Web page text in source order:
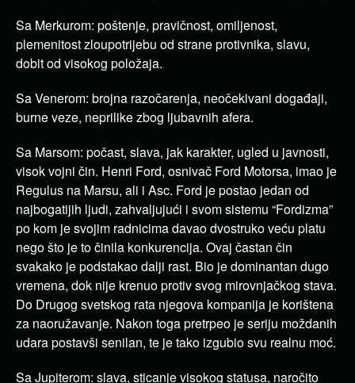
Sa Merkurom: poštenje, pravičnost, omiljenost,
plemenitost zloupotrijebu od strane protivnika, slavu,
dobit od visokog položaja.
Sa Venerom: brojna razočarenja, neočekivani događaji,
burne veze, neprilike zbog ljubavnih afera.
Sa Marsom: počast, slava, jak karakter, ugled u javnosti,
visok vojni čin. Henri Ford, osnivač Ford Motorsa, imao je
Regulus na Marsu, ali i Asc. Ford je postao jedan od
najbogatijih ljudi, zahvaljujući i svom sistemu “Fordizma”
po kom je svojim radnicima davao dvostruko veću platu
nego što je to činila konkurencija. Ovaj častan čin
svakako je podstakao dalji rast. Bio je dominantan dugo
vremena, dok nije krenuo protiv svog mirovnjačkog stava.
Do Drugog svetskog rata njegova kompanija je korištena
za naoružavanje. Nakon toga pretrpeo je seriju moždanih
udara postavši senilan, te je tako izgubio svu realnu moć.
Sa Jupiterom: slava, sticanje visokog statusa, naročito